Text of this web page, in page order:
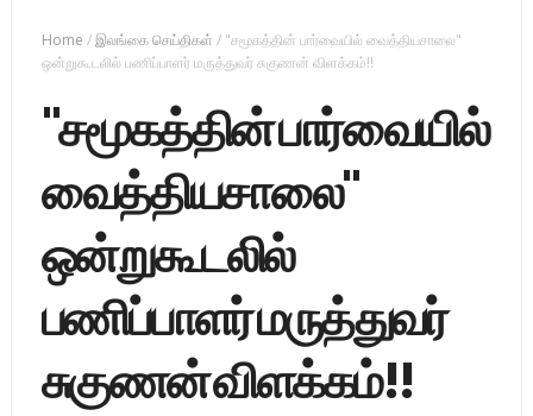
Home /இலங்கை செய்திகள் / "சமூகத்தின் பார்வையில் வைத்தியசாலை"
ஒன்றுகூடலில் பணிப்பாளர் மருத்துவர் சுகுணன் விளக்கம்!!
"சமூகத்தின் பார்வையில்
வைத்தியசாலை"
ஒன்றுகூடலில்
பணிப்பாளர் மருத்துவர்
சுகுணன் விளக்கம்!!